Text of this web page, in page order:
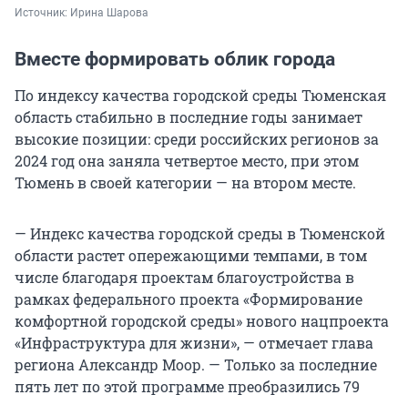
Источник: Ирина Шарова
Вместе формировать облик города
По индексу качества городской среды Тюменская
область стабильно в последние годы занимает
высокие позиции: среди российских регионов за
2024 год она заняла четвертое место, при этом
Тюмень в своей категории — на втором месте.
— Индекс качества городской среды в Тюменской
области растет опережающими темпами, в том
числе благодаря проектам благоустройства в
рамках федерального проекта «Формирование
комфортной городской среды» нового нацпроекта
«Инфраструктура для жизни», — отмечает глава
региона Александр Моор. — Только за последние
пять лет по этой программе преобразились 79